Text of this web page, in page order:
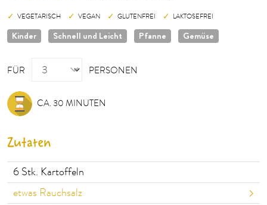
VEGETARISCH VEGAN GLUTENFREI LAKTOSEFREI
Kinder Schnell und Leicht Pfanne Gemüse
FÜR
PERSONEN
PERSONEN
CA. 30 MINUTEN
Zutaten
6 Stk. Kartoffeln
etwas Rauchsalz